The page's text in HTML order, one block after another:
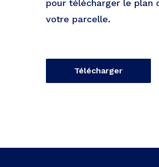
pour télécharger le plan
votre parcelle.
Télécharger